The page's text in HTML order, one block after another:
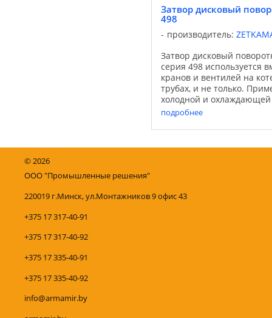
Затвор дисковый
498
производитель:
Затвор дисковый
серия 498 используется
кранов и вентилей на
трубах, и не только.
холодной и охлаждающей
отопительные системы,
и промышленной ...
подробнее
©2026
ООО "Промышленные решения"
220019 г.Минск, ул.Монтажников 9 офис 43
+375 17 317-40-91
+375 17 317-40-92
+375 17 335-40-91
+375 17 335-40-92
info@armamir.by